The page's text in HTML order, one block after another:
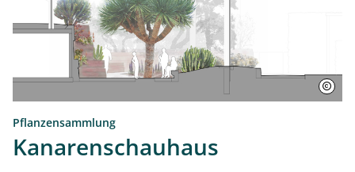
Pflanzensammlung
Kanarenschauhaus